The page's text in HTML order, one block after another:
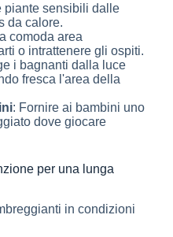
piante sensibili dalle
da calore.
comoda area
o intrattenere gli ospiti.
i bagnanti dalla luce
fresca l'area della
: Fornire ai bambini uno
dove giocare
per una lunga
in condizioni